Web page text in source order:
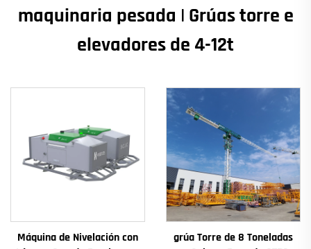
maquinaria pesada | Grúas torre e
elevadores de 4-12t
Máquina de Nivelación con
grúa Torre de 8 Toneladas